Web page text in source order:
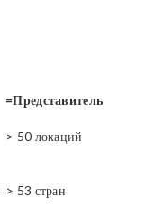
=Представитель
> 50 локаций
> 53 стран